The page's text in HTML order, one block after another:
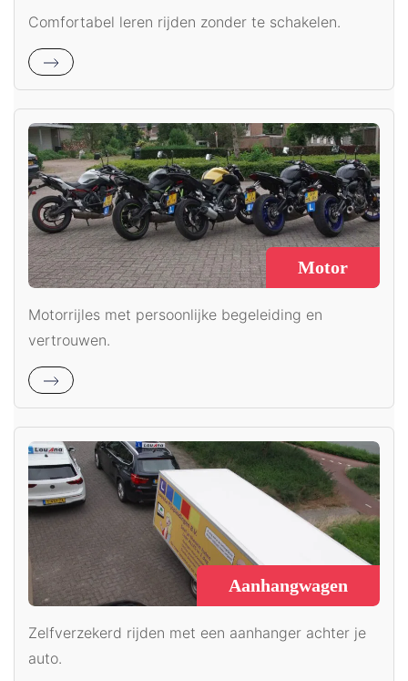
Comfortabel leren rijden zonder te schakelen.
Motor
Motorrijles met persoonlijke begeleiding en
vertrouwen.
Aanhangwagen
Zelfverzekerd rijden met een aanhanger achter je
auto.